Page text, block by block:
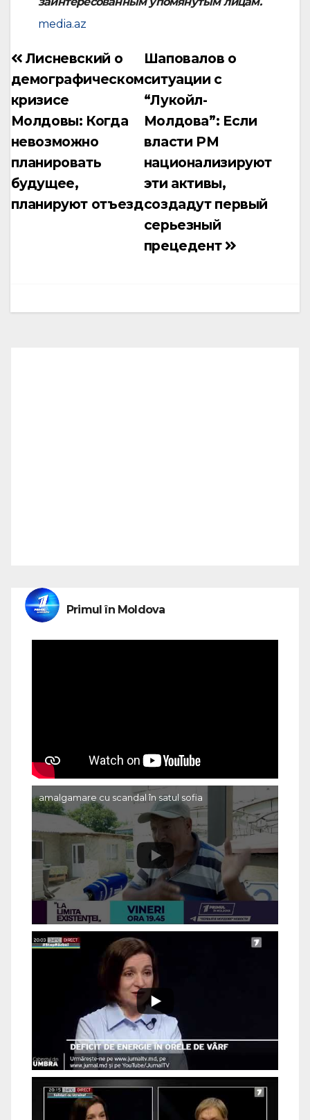
media.az
Навигация
по
записям
Шаповалов о
ситуации с
“Лукойл-
Молдова”: Если
власти РМ
национализируют
эти активы,
создадут первый
серьезный
прецедент
Лисневский о
демографическом
кризисе
Молдовы: Когда
невозможно
планировать
будущее,
планируют отъезд
Primul în Moldova
amalgamare cu scandal în satul sofia